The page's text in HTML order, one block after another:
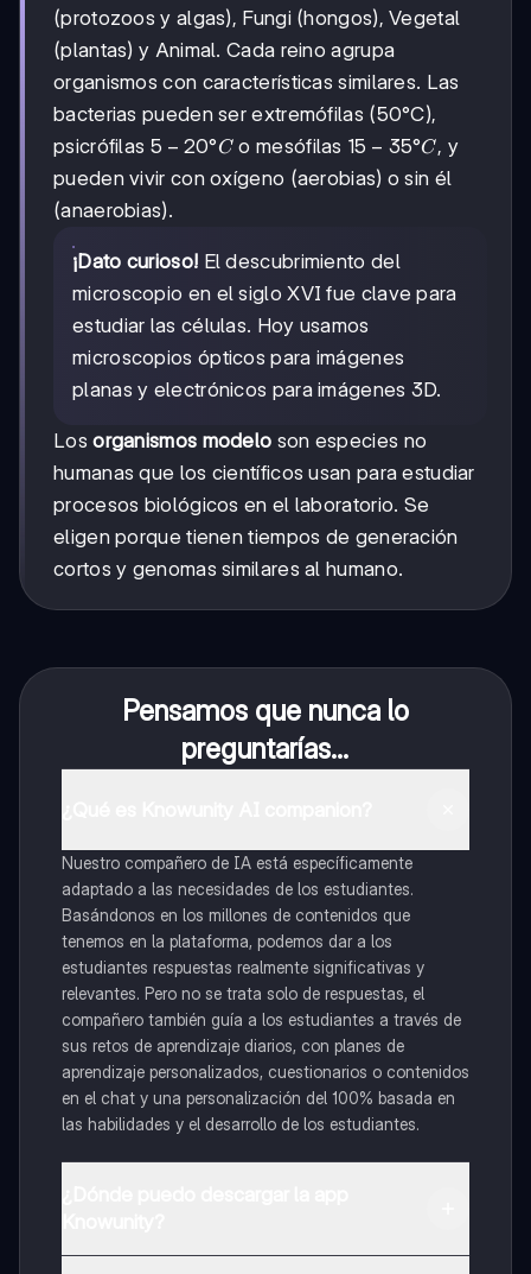
(protozoos y algas), Fungi (hongos), Vegetal
(plantas) y Animal. Cada reino agrupa
organismos con características similares. Las
bacterias pueden ser extremófilas (50°C),
psicrófilas 5-
20°C
5 − 20°C o mesófilas 15-
35°C
15 − 35°C, y
pueden vivir con oxígeno (aerobias) o sin él
(anaerobias).
¡Dato curioso! El descubrimiento del
microscopio en el siglo XVI fue clave para
estudiar las células. Hoy usamos
microscopios ópticos para imágenes
planas y electrónicos para imágenes 3D.
Losorganismos modelo son especies no
humanas que los científicos usan para estudiar
procesos biológicos en el laboratorio. Se
eligen porque tienen tiempos de generación
cortos y genomas similares al humano.
Pensamos que nunca lo
preguntarías...
Nuestro compañero de IA está específicamente
adaptado a las necesidades de los estudiantes.
Basándonos en los millones de contenidos que
tenemos en la plataforma, podemos dar a los
estudiantes respuestas realmente significativas y
relevantes. Pero no se trata solo de respuestas, el
compañero también guía a los estudiantes a través de
sus retos de aprendizaje diarios, con planes de
aprendizaje personalizados, cuestionarios o contenidos
en el chat y una personalización del 100% basada en
las habilidades y el desarrollo de los estudiantes.